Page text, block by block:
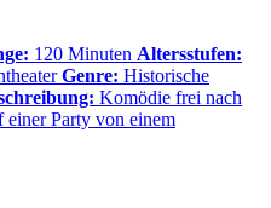
120 Minuten Altersstufen:
Genre: Historische
Komödie frei nach
Party von einem